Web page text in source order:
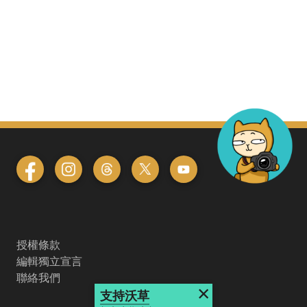
授權條款
編輯獨立宣言
聯絡我們
支持沃草 ×